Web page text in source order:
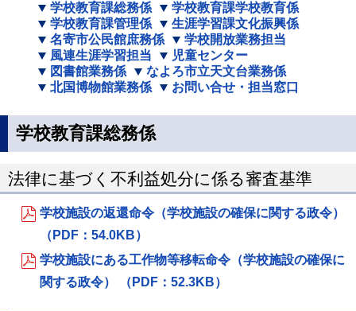
学校教育課総務係
学校教育課学校教育係
学校教育課管理係
生涯学習課文化振興係
名寄市公民館庶務係
学校開放業務担当
風連生涯学習担当
児童センター
図書館業務係
なよろ市立天文台業務係
北国博物館業務係
お問い合せ・担当窓口
学校教育課総務係
法律に基づく不利益処分に係る審査基準
学校施設の返還命令（学校施設の確保に関する政令）
（PDF：54.0KB）
学校施設にある工作物等移転命令（学校施設の確保に
関する政令） （PDF：52.3KB）